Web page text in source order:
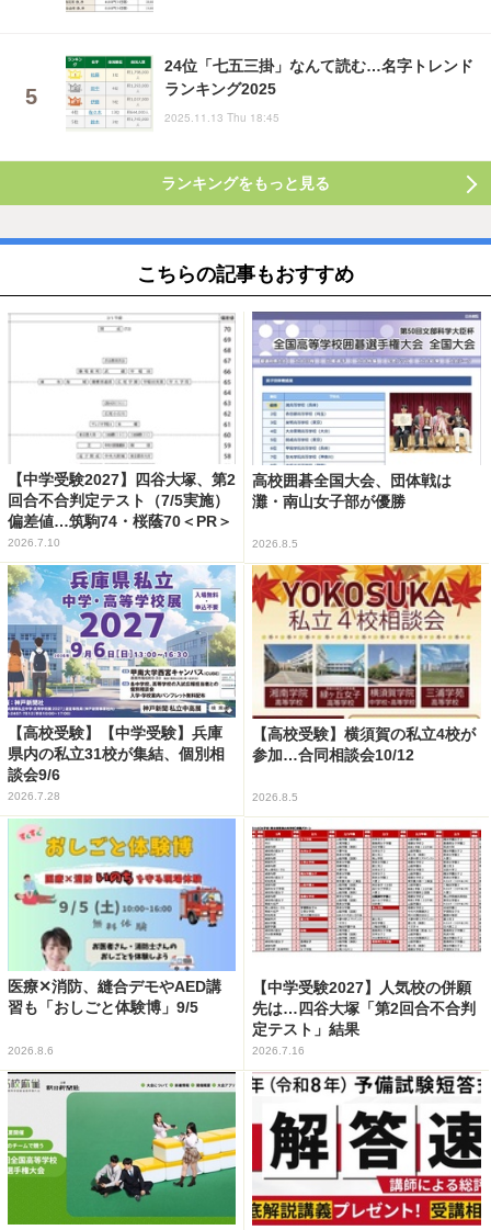
24位「七五三掛」なんて読む…名字トレンド
ランキング2025
2025.11.13 Thu 18:45
ランキングをもっと見る
こちらの記事もおすすめ
【中学受験2027】四谷大塚、第2
回合不合判定テスト（7/5実施）
偏差値…筑駒74・桜蔭70＜PR＞
2026.7.10
高校囲碁全国大会、団体戦は
灘・南山女子部が優勝
2026.8.5
【高校受験】【中学受験】兵庫
県内の私立31校が集結、個別相
談会9/6
2026.7.28
【高校受験】横須賀の私立4校が
参加…合同相談会10/12
2026.8.5
医療✕消防、縫合デモやAED講
習も「おしごと体験博」9/5
2026.8.6
【中学受験2027】人気校の併願
先は…四谷大塚「第2回合不合判
定テスト」結果
2026.7.16